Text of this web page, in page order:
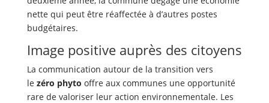
nette qui peut être réaffectée à d’autres postes
budgétaires.
Image positive auprès des citoyens
La communication autour de la transition vers
le zéro phyto offre aux communes une opportunité
rare de valoriser leur action environnementale. Les